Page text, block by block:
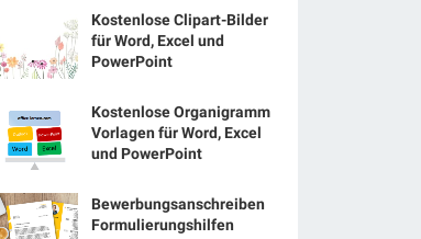
Kostenlose Clipart-Bilder
für Word, Excel und
PowerPoint
Kostenlose Organigramm
Vorlagen für Word, Excel
und PowerPoint
Bewerbungsanschreiben
Formulierungshilfen